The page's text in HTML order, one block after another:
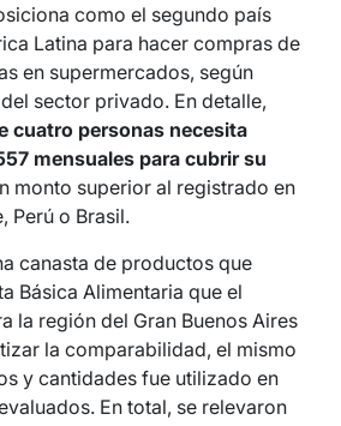
como el segundo país
Latina para hacer compras de
en supermercados, según
sector privado. En detalle,
cuatro personas necesita
mensuales para cubrir su
monto superior al registrado en
Perú o Brasil.
canasta de productos que
Básica Alimentaria que el
la región del Gran Buenos Aires
la comparabilidad, el mismo
y cantidades fue utilizado en
En total, se relevaron